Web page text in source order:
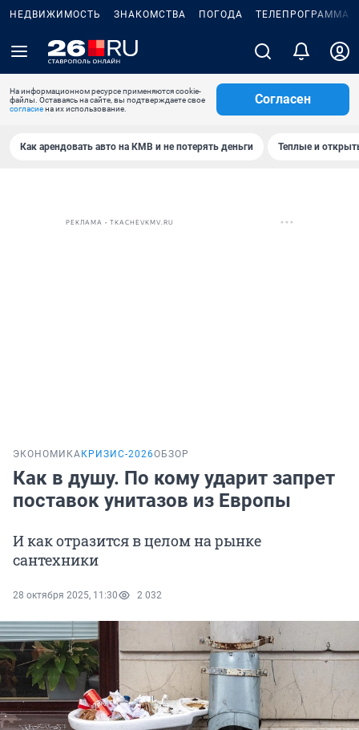
НЕДВИЖИМОСТЬ ЗНАКОМСТВА ПОГОДА ТЕЛЕПРОГРАММА
На информационном ресурсе применяются cookie-
файлы. Оставаясь на сайте, вы подтверждаете свое
согласиена их использование.
Согласен
Как арендовать авто на КМВ и не потерять деньги Теплые и
РЕКЛАМА • TKACHEVKMV.RU
ЭКОНОМИКА КРИЗИС-2026ОБЗОР
Как в душу. По кому ударит запрет
поставок унитазов из Европы
И как отразится в целом на рынке
сантехники
28 октября 2025, 11:30 2 032